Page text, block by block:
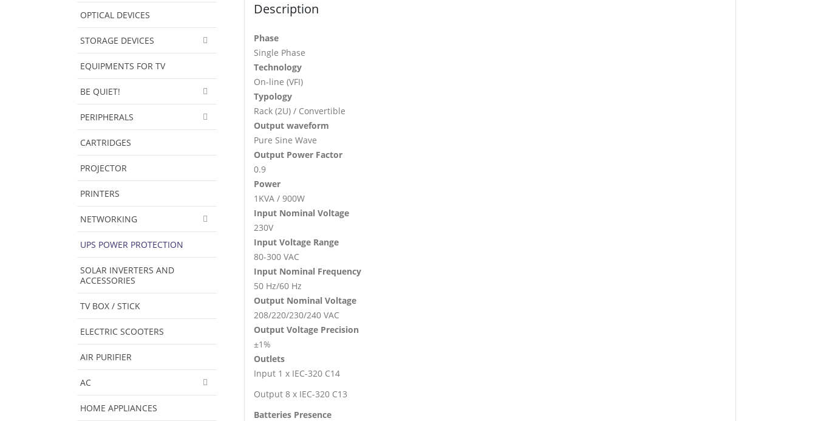
Description
Phase
Single Phase
Technology
On-line (VFI)
Typology
Rack (2U) / Convertible
Output waveform
Pure Sine Wave
Output Power Factor
0.9
Power
1KVA / 900W
Input Nominal Voltage
230V
Input Voltage Range
80-300 VAC
Input Nominal Frequency
50 Hz/60 Hz
Output Nominal Voltage
208/220/230/240 VAC
Output Voltage Precision
±1%
Outlets
Input 1 x IEC-320 C14
Output 8 x IEC-320 C13
Batteries Presence
OPTICAL DEVICES
STORAGE DEVICES
EQUIPMENTS FOR TV
BE QUIET!
PERIPHERALS
CARTRIDGES
PROJECTOR
PRINTERS
NETWORKING
UPS POWER PROTECTION
SOLAR INVERTERS AND
ACCESSORIES
TV BOX / STICK
ELECTRIC SCOOTERS
AIR PURIFIER
AC
HOME APPLIANCES